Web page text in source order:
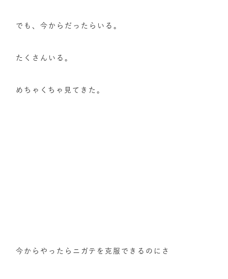
でも、今からだったらいる。
たくさんいる。
めちゃくちゃ見てきた。
今からやったらニガテを克服できるのにさ